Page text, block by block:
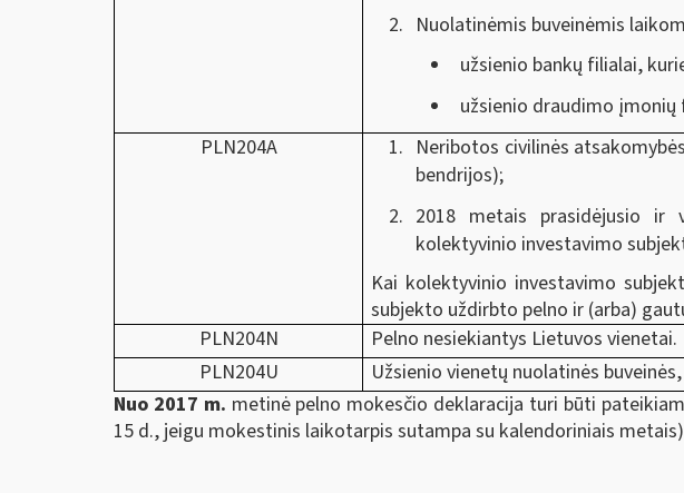
Nuolatinėmis buveinėmis
užsienio bankų filialai,
užsienio draudimo
PLN204A
Neribotos civilinės
bendrijos);
2018 metais prasidėjusio ir
kolektyvinio investavimo
Kai kolektyvinio investavimo
subjekto uždirbto pelno ir (arba)
PLN204N
Pelno nesiekiantys Lietuvos vienetai.
PLN204U
Užsienio vienetų nuolatinės
Nuo 2017 m. metinė pelno mokesčio deklaracija turi būti
15 d., jeigu mokestinis laikotarpis sutampa su kalendoriniais